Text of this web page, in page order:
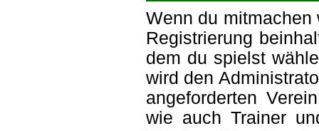
Wenn du
Registrierung
dem du spielst
wird den
angeforderten
wie auch Trainer